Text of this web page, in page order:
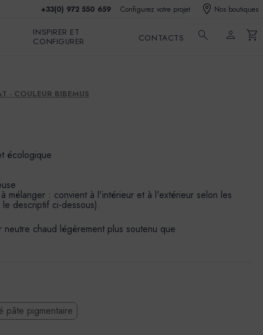
+33(0) 972 550 659 Configurez votre projet Nos boutiques
INSPIRER ET
CONFIGURER
CONTACTS search person shopping_cart
- COULEUR BIBEMUS
écologique
mélanger : convient à l'intérieur et à l'extérieur selon les
descriptif ci-dessous).
chaud légèrement plus soutenu que
pâte pigmentaire